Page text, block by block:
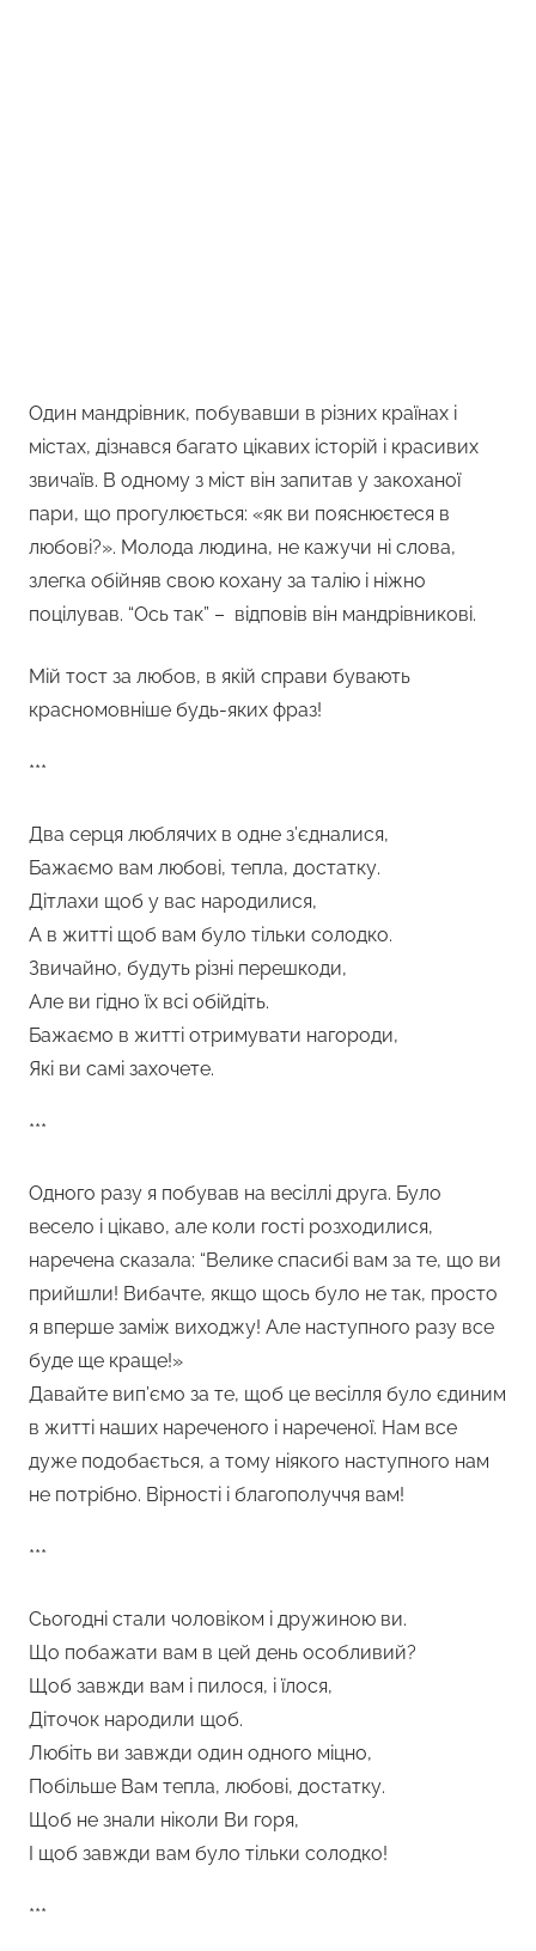
Один мандрівник, побувавши в різних країнах і
містах, дізнався багато цікавих історій і красивих
звичаїв. В одному з міст він запитав у закоханої
пари, що прогулюється: «як ви пояснюєтеся в
любові?». Молода людина, не кажучи ні слова,
злегка обійняв свою кохану за талію і ніжно
поцілував. “Ось так” – відповів він мандрівникові.
Мій тост за любов, в якій справи бувають
красномовніше будь-яких фраз!
***
Два серця люблячих в одне з’єдналися,
Бажаємо вам любові, тепла, достатку.
Дітлахи щоб у вас народилися,
А в житті щоб вам було тільки солодко.
Звичайно, будуть різні перешкоди,
Але ви гідно їх всі обійдіть.
Бажаємо в житті отримувати нагороди,
Які ви самі захочете.
***
Одного разу я побував на весіллі друга. Було
весело і цікаво, але коли гості розходилися,
наречена сказала: “Велике спасибі вам за те, що ви
прийшли! Вибачте, якщо щось було не так, просто
я вперше заміж виходжу! Але наступного разу все
буде ще краще!»
Давайте вип’ємо за те, щоб це весілля було єдиним
в житті наших нареченого і нареченої. Нам все
дуже подобається, а тому ніякого наступного нам
не потрібно. Вірності і благополуччя вам!
***
Сьогодні стали чоловіком і дружиною ви.
Що побажати вам в цей день особливий?
Щоб завжди вам і пилося, і їлося,
Діточок народили щоб.
Любіть ви завжди один одного міцно,
Побільше Вам тепла, любові, достатку.
Щоб не знали ніколи Ви горя,
І щоб завжди вам було тільки солодко!
***